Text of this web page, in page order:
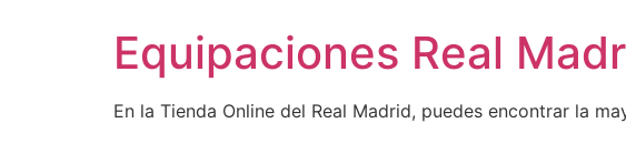
Equipaciones Real
En la Tienda Online del Real Madrid, puedes encontrar la